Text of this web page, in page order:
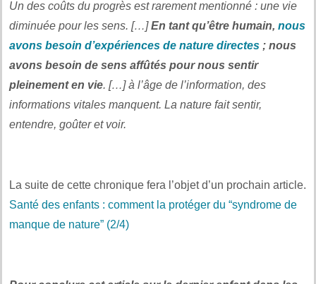
Un des coûts du progrès est rarement mentionné : une vie
diminuée pour les sens. […]En tant qu’être humain, nous
avons besoin d’expériences de nature directes ; nous
avons besoin de sens affûtés pour nous sentir
pleinement en vie. […] à l’âge de l’information, des
informations vitales manquent. La nature fait sentir,
entendre, goûter et voir.
La suite de cette chronique fera l’objet d’un prochain article.
Santé des enfants : comment la protéger du “syndrome de
manque de nature” (2/4)